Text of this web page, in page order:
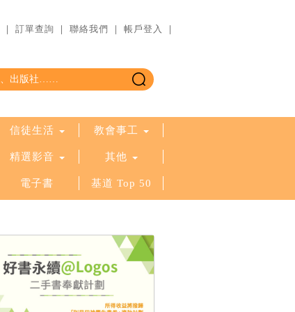
｜ 訂單查詢 ｜ 聯絡我們 ｜ 帳戶登入 ｜
信徒生活 教會事工
精選影音 其他
電子書 基道 Top 50